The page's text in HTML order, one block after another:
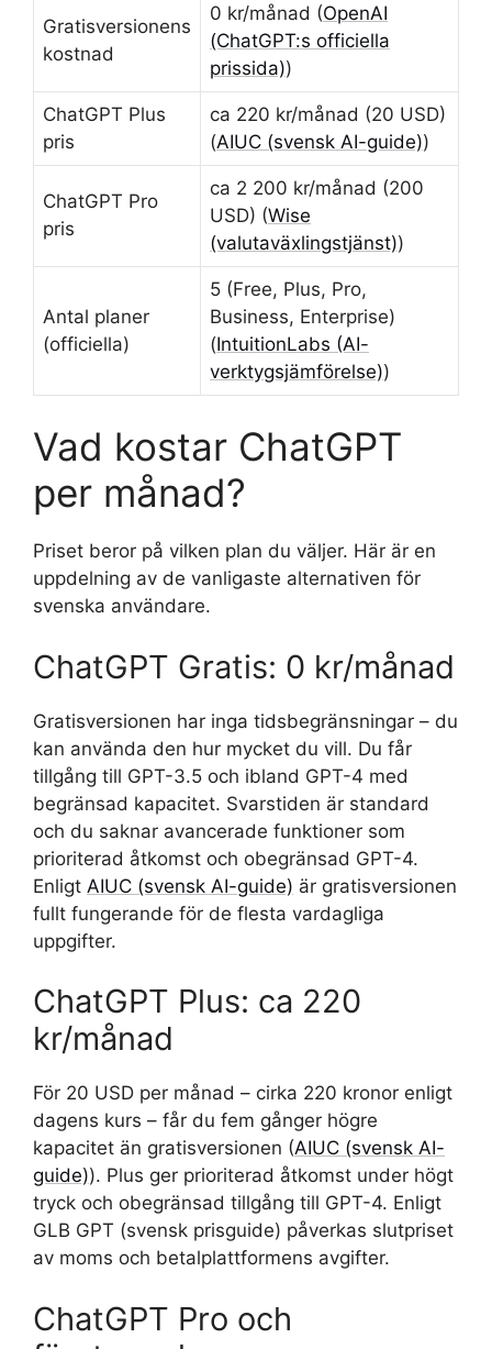
Gratisversionens
kostnad
0 kr/månad (OpenAI
(ChatGPT:s officiella
prissida))
ChatGPT Plus
pris
ca 220 kr/månad (20 USD)
(AIUC (svensk AI-guide))
ChatGPT Pro
pris
ca 2 200 kr/månad (200
USD) (Wise
(valutaväxlingstjänst))
Antal planer
(officiella)
5 (Free, Plus, Pro,
Business, Enterprise)
(IntuitionLabs (AI-
verktygsjämförelse))
Vad kostar ChatGPT
per månad?
Priset beror på vilken plan du väljer. Här är en
uppdelning av de vanligaste alternativen för
svenska användare.
ChatGPT Gratis: 0 kr/månad
Gratisversionen har inga tidsbegränsningar – du
kan använda den hur mycket du vill. Du får
tillgång till GPT-3.5 och ibland GPT-4 med
begränsad kapacitet. Svarstiden är standard
och du saknar avancerade funktioner som
prioriterad åtkomst och obegränsad GPT-4.
Enligt AIUC (svensk AI-guide) är gratisversionen
fullt fungerande för de flesta vardagliga
uppgifter.
ChatGPT Plus: ca 220
kr/månad
För 20 USD per månad – cirka 220 kronor enligt
dagens kurs – får du fem gånger högre
kapacitet än gratisversionen (AIUC (svensk AI-
guide)). Plus ger prioriterad åtkomst under högt
tryck och obegränsad tillgång till GPT-4. Enligt
GLB GPT (svensk prisguide) påverkas slutpriset
av moms och betalplattformens avgifter.
ChatGPT Pro och